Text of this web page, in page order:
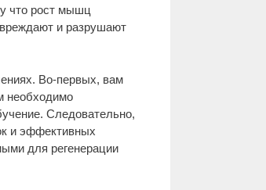
что рост мышц
и разрушают
Во-первых, вам
необходимо
Следовательно,
и эффективных
для регенерации